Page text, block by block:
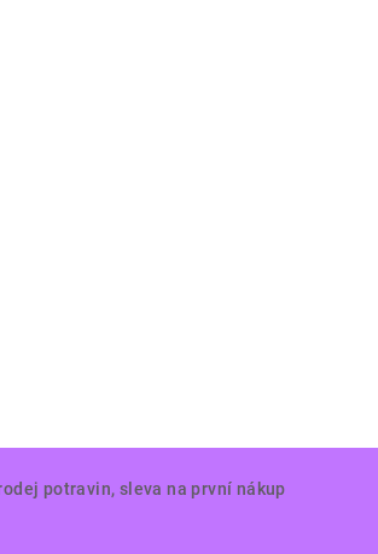
potravin, sleva na první nákup